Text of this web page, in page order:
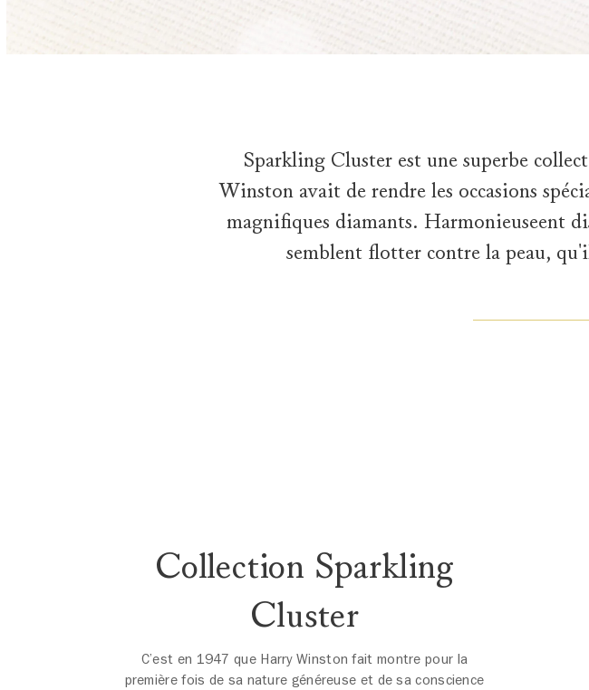
Sparkling Cluster est une superbe
Winston avait de rendre les occasions
magnifiques diamants. Harmonieuseent
semblent flotter contre la peau,
Collection Sparkling
Cluster
C’est en 1947 que Harry Winston fait montre pour la
première fois de sa nature généreuse et de sa conscience